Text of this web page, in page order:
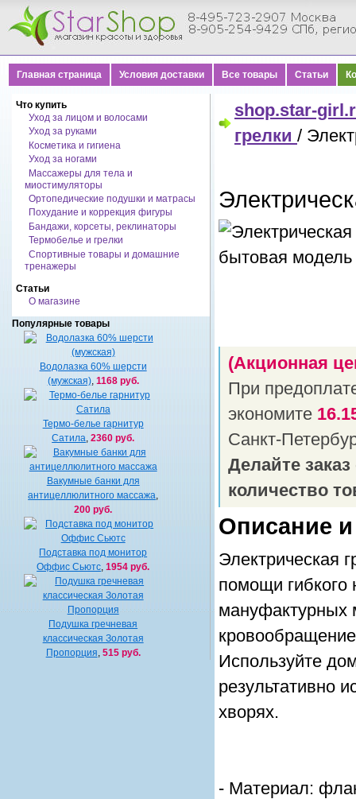
Главная страница Условия доставки Все товары Статьи
Что купить
Уход за лицом и волосами
Уход за руками
Косметика и гигиена
Уход за ногами
Массажеры для тела и
миостимуляторы
Ортопедические подушки и матрасы
Похудание и коррекция фигуры
Бандажи, корсеты, реклинаторы
Термобелье и грелки
Спортивные товары и домашние
тренажеры
Статьи
О магазине
Популярные товары
Водолазка 60% шерсти
(мужская), 1168 руб.
Термо-белье гарнитур
Сатила ,2360 руб.
Вакумные банки для
антицеллюлитного массажа
200 руб.
Подставка под монитор
Оффис Сьютс ,1954 руб.
Подушка гречневая
классическая Золотая
Пропорция 515 руб.
shop.star-
грелки /
(Акционная
При
экономите
Санкт-
Делайте
количество
Описание
Электрическая
помощи гибкого
мануфактурных
Используйте
результативно
хворях.
- Материал: